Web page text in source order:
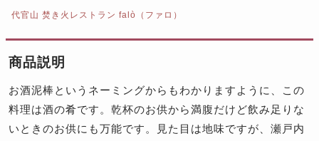
代官山 焚き火レストラン falò（ファロ）
商品説明
お酒泥棒というネーミングからもわかりますように、この
料理は酒の肴です。乾杯のお供から満腹だけど飲み足りな
いときのお供にも万能です。見た目は地味ですが、瀬戸内